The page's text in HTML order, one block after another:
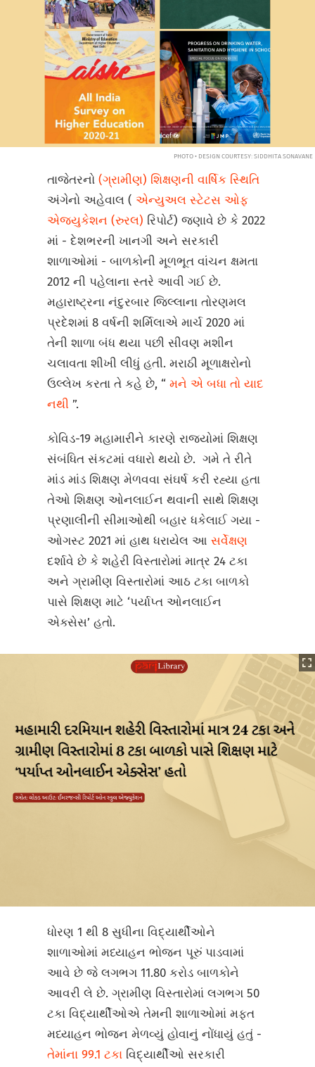
PHOTO • DESIGN COURTESY: SIDDHITA SONAVANE
તાજેતરનો(ગ્રામીણ) શિક્ષણની વાર્ષિક સ્થિતિ
અંગેનો અહેવાલ (એન્યુઅલ સ્ટેટસ ઓફ
એજ્યુકેશન (રુરલ) રિપોર્ટ) જણાવે છે કે 2022
માં - દેશભરની ખાનગી અને સરકારી
શાળાઓમાં - બાળકોની મૂળભૂત વાંચન ક્ષમતા
2012 ની પહેલાના સ્તરે આવી ગઈ છે.
મહારાષ્ટ્રના નંદુરબાર જિલ્લાના તોરણમલ
પ્રદેશમાં 8 વર્ષની શર્મિલાએ માર્ચ 2020 માં
તેની શાળા બંધ થયા પછી સીવણ મશીન
ચલાવતા શીખી લીધું હતી. મરાઠી મૂળાક્ષરોનો
ઉલ્લેખ કરતા તે કહે છે, “મને એ બધા તો યાદ
નથી”.
કોવિડ-19 મહામારીને કારણે રાજ્યોમાં શિક્ષણ
સંબંધિત સંકટમાં વધારો થયો છે. ગમે તે રીતે
માંડ માંડ શિક્ષણ મેળવવા સંઘર્ષ કરી રહ્યા હતા
તેઓ શિક્ષણ ઓનલાઈન થવાની સાથે શિક્ષણ
પ્રણાલીની સીમાઓથી બહાર ધકેલાઈ ગયા -
ઓગસ્ટ 2021 માં હાથ ધરાયેલ આસર્વેક્ષણ
દર્શાવે છે કે શહેરી વિસ્તારોમાં માત્ર 24 ટકા
અને ગ્રામીણ વિસ્તારોમાં આઠ ટકા બાળકો
પાસે શિક્ષણ માટે ‘પર્યાપ્ત ઓનલાઈન
એક્સેસ’ હતો.
ધોરણ 1 થી 8 સુધીના વિદ્યાર્થીઓને
શાળાઓમાં મધ્યાહન ભોજન પૂરું પાડવામાં
આવે છે જે લગભગ 11.80 કરોડ બાળકોને
આવરી લે છે. ગ્રામીણ વિસ્તારોમાં લગભગ 50
ટકા વિદ્યાર્થીઓએ તેમની શાળાઓમાં મફત
મધ્યાહન ભોજન મેળવ્યું હોવાનું નોંધાયું હતું -
તેમાંના 99.1 ટકા વિદ્યાર્થીઓ સરકારી